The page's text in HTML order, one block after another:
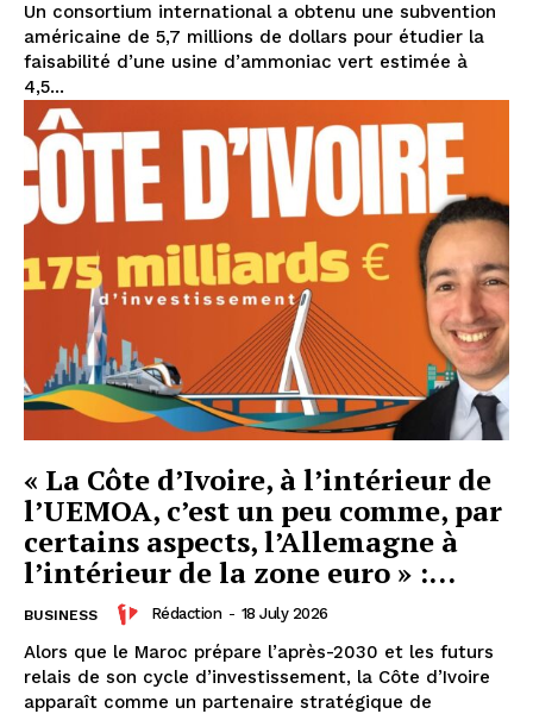
le1.ma
l'intelligence de
l'information
S'ABONNER MAINTENANT
Un consortium international a obtenu une subvention
américaine de 5,7 millions de dollars pour étudier la
faisabilité d’une usine d’ammoniac vert estimée à
4,5...
« La Côte d’Ivoire, à l’intérieur de
l’UEMOA, c’est un peu comme, par
certains aspects, l’Allemagne à
l’intérieur de la zone euro » :...
BUSINESS Rédaction - 18 July 2026
Alors que le Maroc prépare l’après-2030 et les futurs
relais de son cycle d’investissement, la Côte d’Ivoire
apparaît comme un partenaire stratégique de